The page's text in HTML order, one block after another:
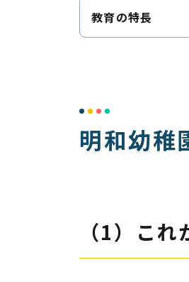
教育の特長
明和幼稚
（1）こ